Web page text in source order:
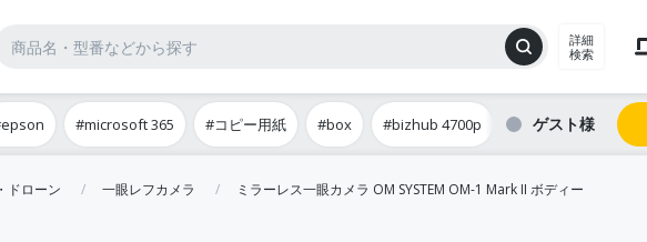
詳細
検索
#microsoft 365 #コピー用紙 #box #bizhub 4700p ゲスト
ドローン 一眼レフカメラ ミラーレス一眼カメラ OM SYSTEM OM-1 Mark II ボディー